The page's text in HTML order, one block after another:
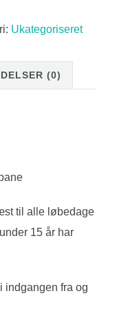
Ukategoriseret
(0)
til alle løbedage
15 år har
indgangen fra og